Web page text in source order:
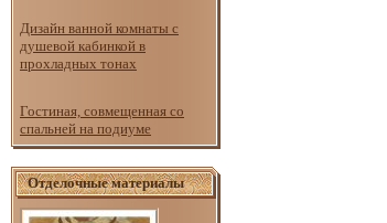
Дизайн ванной комнаты с
душевой кабинкой в
прохладных тонах
Гостиная, совмещенная со
спальней на подиуме
Отделочные материалы